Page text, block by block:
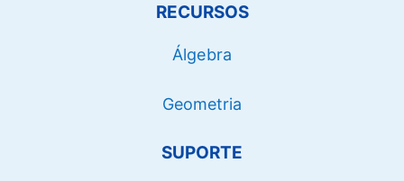
RECURSOS
Álgebra
Geometria
SUPORTE